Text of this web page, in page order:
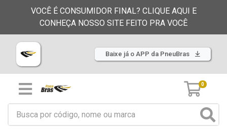
VOCÊ É CONSUMIDOR FINAL? CLIQUE AQUI E
CONHEÇA NOSSO SITE FEITO PRA VOCÊ
Baixe já o APP da PneuBras
0